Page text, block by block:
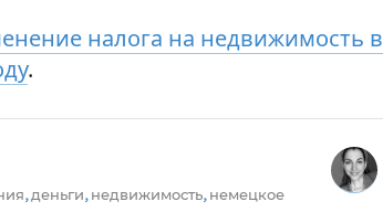
налога на недвижимость в
.
, деньги, недвижимость, немецкое